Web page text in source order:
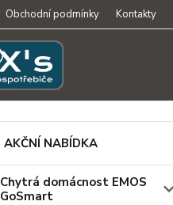
Obchodní podmínky Kontakty
AKČNÍ NABÍDKA
Chytrá domácnost EMOS
GoSmart